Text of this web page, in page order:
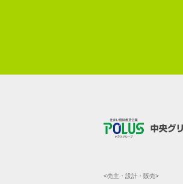
<売主・設計・販売>